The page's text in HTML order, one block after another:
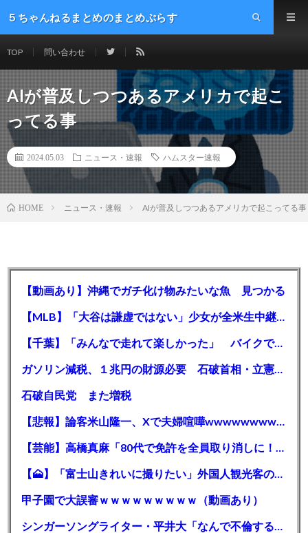
５ちゃんねるまとめのまとめぷらす
TOP 問い合わせ
AIが普及しつつあるアメリカで起こ
ってる事
2024.05.03 ニュース・速報 ハムスター速報
HOME ニュース・速報 AIが普及しつつあるアメリカで起こってる事
【動画あり】沖縄でガチ化け物みたいな魚 見つかる
【MLB】「大谷は謙虚ではない」少女が全米生中継で突然の大谷翔平批判 サイン無視された過去明かす
【千葉】「みんなで走れて楽しかった」 バイクでバースデー集団暴走 男女５７人を書類送検 SNSで参加者募る
ガソリン減税、１兆円の財源必要 石破首相・立憲野田氏「財源は死に物狂いで確保しなければならない」「本当に死に物狂いで」
石破自民党 また増税
【悲報】論客米山隆一、Xで夫婦喧嘩wwwwwwwwwwww
【芸能】高橋真麻「80代で免許を全員取り消しに！」 高齢ドライバーの事故問題で、高齢者の運転免許取り消し法を提案
【🗻】「富士山きれいに撮りたい」外国人観光客のレンタカー事故が急増…「ハンドルが逆で慣れず」、道の狭さも
甲子園で大誤審ｗｗｗｗｗｗｗｗｗ（動画あり）
シンガーソングライター・平井大「なんで不倫するか知ってる？妥協で結婚するからさ。」←浅すぎると大炎上